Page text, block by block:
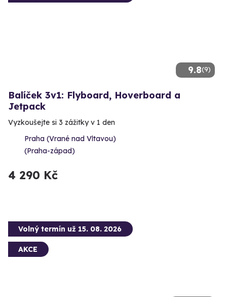
9.8(9)
Balíček 3v1: Flyboard, Hoverboard a
Jetpack
Vyzkoušejte si 3 zážitky v 1 den
Praha (Vrané nad Vltavou)
(Praha-západ)
4 290 Kč
Volný termín už 15. 08. 2026
AKCE